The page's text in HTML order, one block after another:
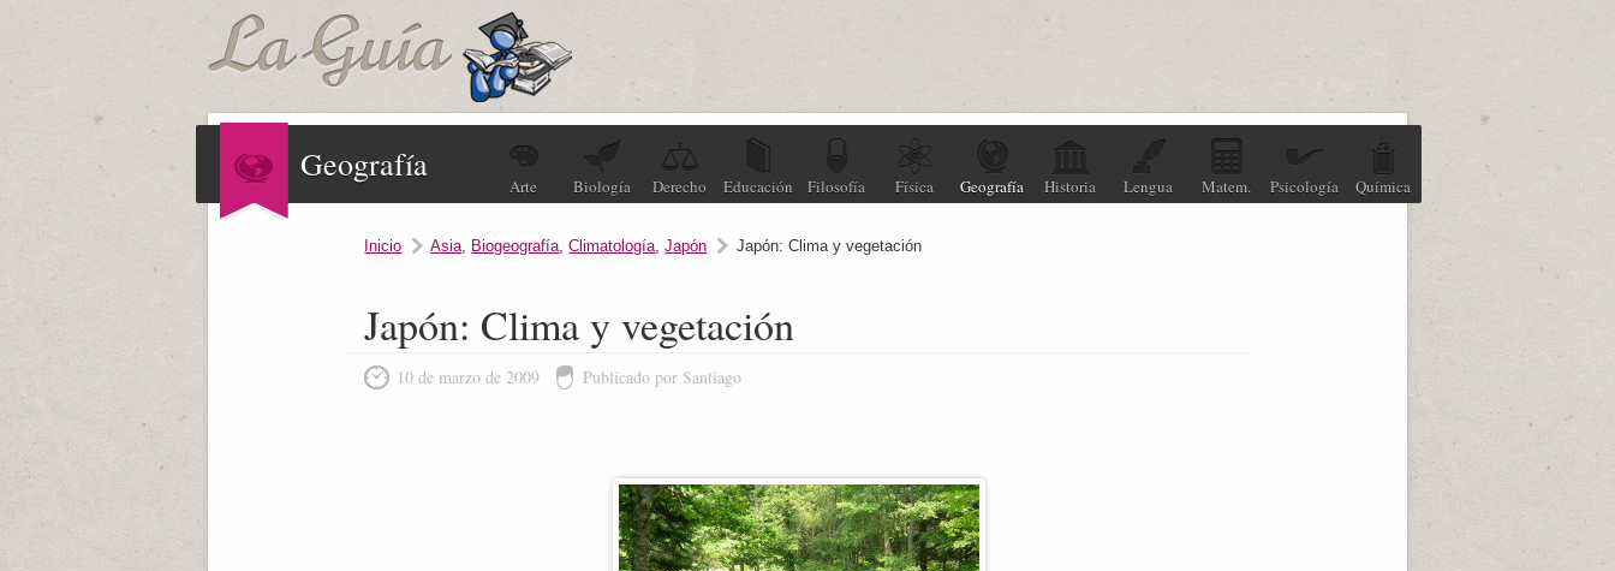
Geografía
Arte Biología Derecho Educación Filosofía Física Geografía Historia Lengua Matem. Psicología Química
Inicio Asia, Biogeografía,Climatología,Japón Japón: Clima y vegetación
Japón: Clima y vegetación
10 de marzo de 2009 Publicado por Santiago